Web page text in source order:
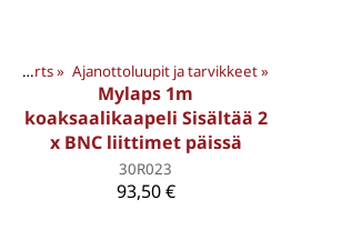
Motorsports‪» Ajanottoluupit ja tarvikkeet‪»
Mylaps 1m
koaksaalikaapeli Sisältää 2
x BNC liittimet päissä
30R023
93,50 €